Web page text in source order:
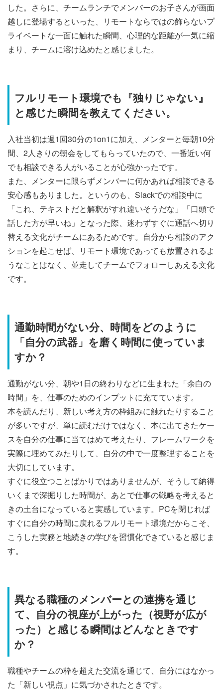
した。さらに、チームランチでメンバーのお子さんが画面
越しに登場するといった、リモートならではの飾らないプ
ライベートな一面に触れた瞬間、心理的な距離が一気に縮
まり、チームに溶け込めたと感じました。
フルリモート環境でも『独りじゃない』
と感じた瞬間を教えてください。
入社当初は週1回30分の1on1に加え、メンターと毎朝10分
間、2人きりの朝会をしてもらっていたので、一番近い何
でも相談できる人がいることが心強かったです。
また、メンターに限らずメンバーに何かあれば相談できる
安心感もありました。というのも、Slackでの相談中に
「これ、テキストだと解釈がすれ違いそうだな」「口頭で
話した方が早いね」となった際、迷わずすぐに通話へ切り
替える文化がチームにあるためです。自分から相談のアク
ションを起こせば、リモート環境であっても放置されるよ
うなことはなく、並走してチームでフォローしあえる文化
です。
通勤時間がない分、時間をどのように
「自分の武器」を磨く時間に使っていま
すか？
通勤がない分、朝や1日の終わりなどに生まれた「余白の
時間」を、仕事のためのインプットに充てています。
本を読んだり、新しい考え方の枠組みに触れたりすること
が多いですが、単に読むだけではなく、本に出てきたケー
スを自分の仕事に当てはめて考えたり、フレームワークを
実際に埋めてみたりして、自分の中で一度整理することを
大切にしています。
すぐに役立つことばかりではありませんが、そうして納得
いくまで深掘りした時間が、あとで仕事の戦略を考えると
きの土台になっていると実感しています。PCを閉じれば
すぐに自分の時間に戻れるフルリモート環境だからこそ、
こうした実務と地続きの学びを習慣化できていると感じま
す。
異なる職種のメンバーとの連携を通じ
て、自分の視座が上がった（視野が広が
った）と感じる瞬間はどんなときです
か？
職種やチームの枠を超えた交流を通じて、自分にはなかっ
た「新しい視点」に気づかされたときです。